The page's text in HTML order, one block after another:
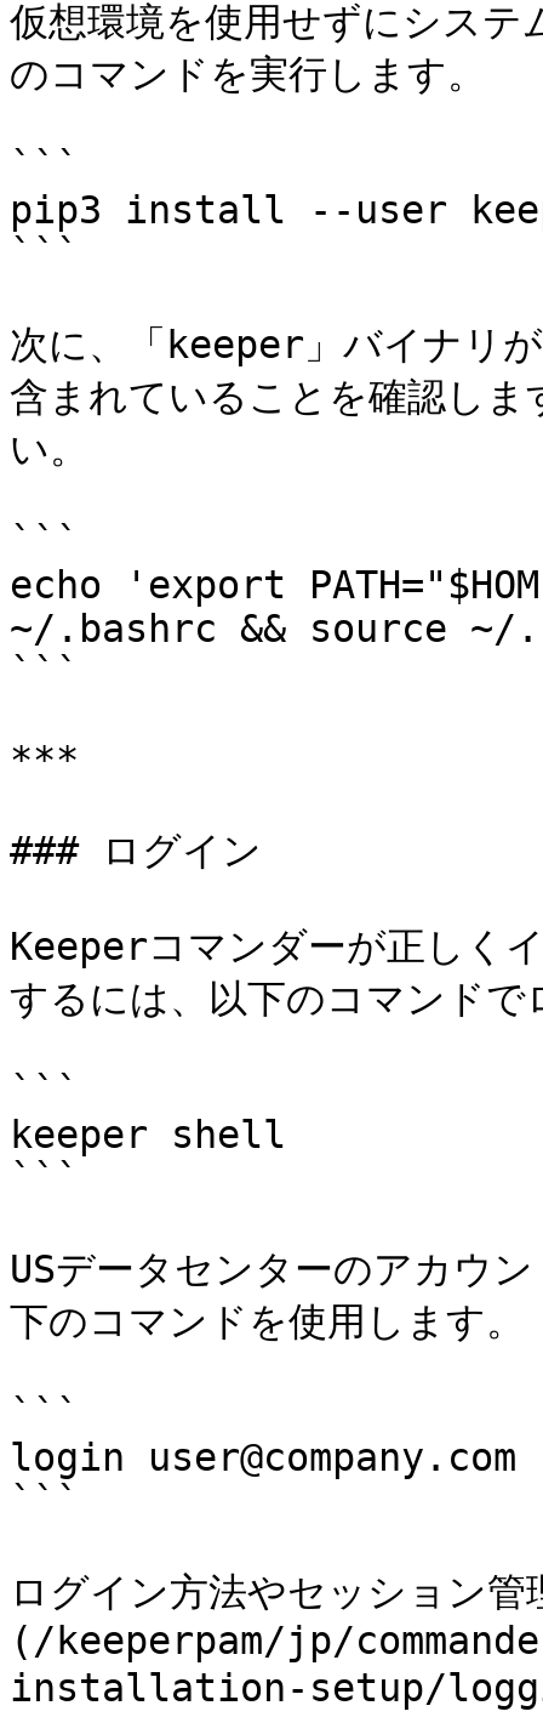
仮想環境を使用せずにシス
のコマンドを実行します。
```
pip3 install --user
```
次に、「keeper」バイナリ
含まれていることを確認し
い。
```
echo 'export
~/.bashrc && source ~/
```
***
### ログイン
Keeperコマンダーが正しく
するには、以下のコマンドで
```
keeper shell
```
USデータセンターのアカウ
下のコマンドを使用します。
```
login user@company.com
```
ログイン方法やセッション
(/keeperpam/jp/
installation-setup/